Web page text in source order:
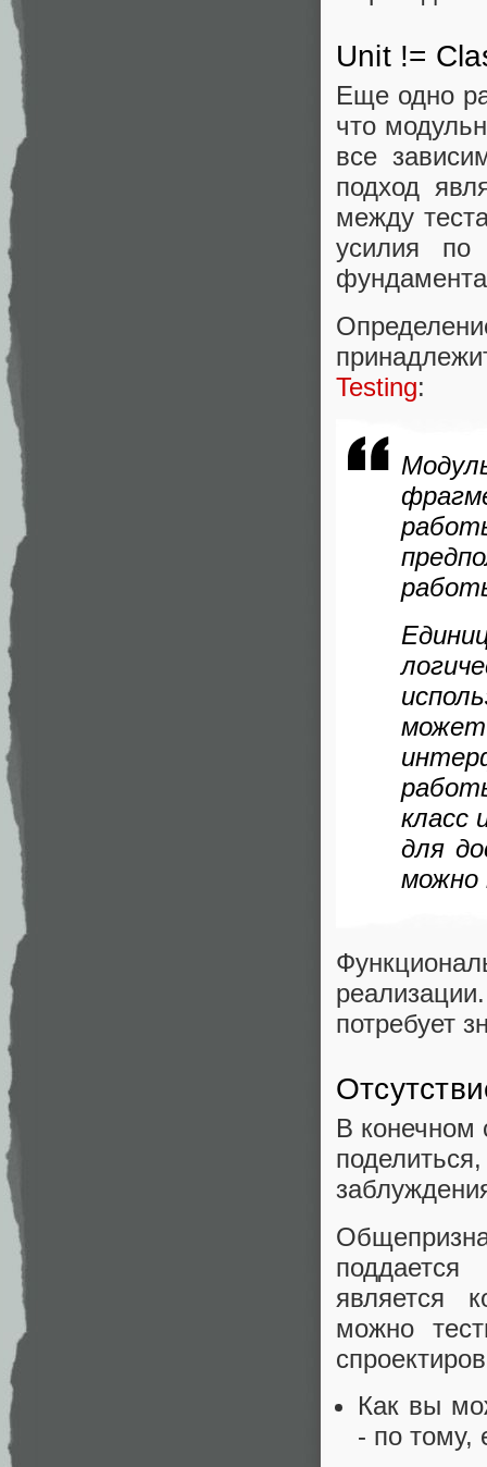
Unit !=
Еще одно
что
все
подход
между
усилия
Testing:
класс
для
можно
потребует
В конечном
является
можно
Как вы
- по тому,